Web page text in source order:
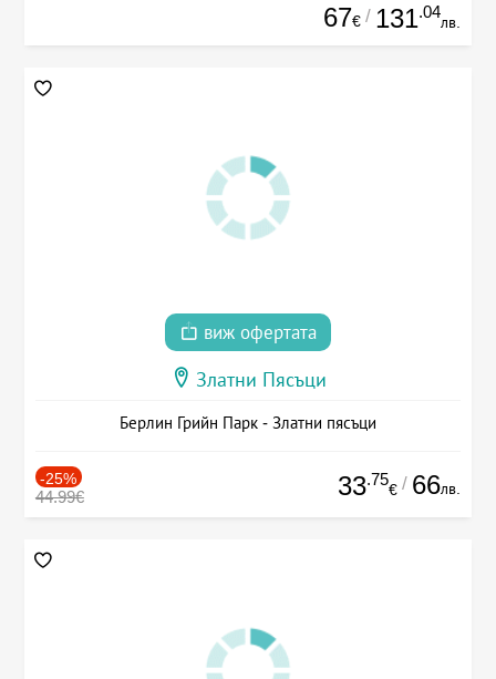
67€ / 131.04
лв.
виж офертата
Златни Пясъци
Берлин Грийн Парк - Златни пясъци
-25%
44.99€ 33.75
€ / 66лв.